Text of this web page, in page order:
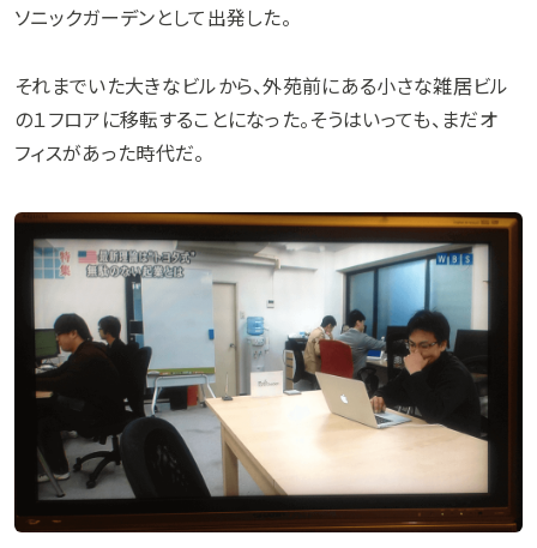
ソニックガーデンとして出発した。
それまでいた大きなビルから、外苑前にある小さな雑居ビル
の１フロアに移転することになった。そうはいっても、まだオ
フィスがあった時代だ。